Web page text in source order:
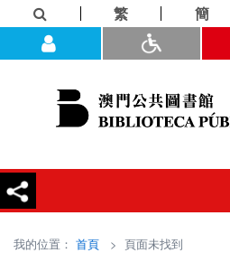
繁 簡
我的位置： 首頁 > 頁面未找到